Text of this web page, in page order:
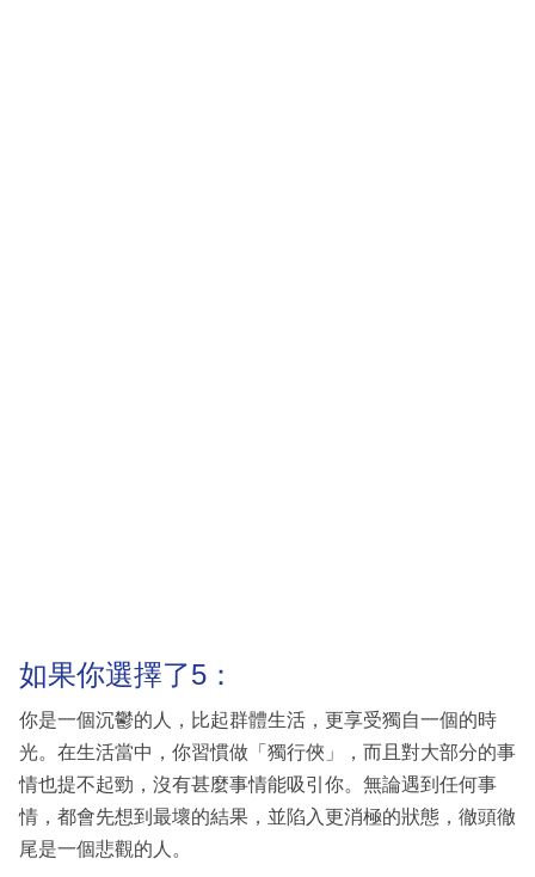
如果你選擇了5：
你是一個沉鬱的人，比起群體生活，更享受獨自一個的時
光。在生活當中，你習慣做「獨行俠」，而且對大部分的事
情也提不起勁，沒有甚麼事情能吸引你。無論遇到任何事
情，都會先想到最壞的結果，並陷入更消極的狀態，徹頭徹
尾是一個悲觀的人。